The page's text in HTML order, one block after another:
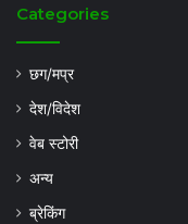
Categories
छग/मप्र
देश/विदेश
वेब स्टोरी
अन्य
ब्रेकिंग